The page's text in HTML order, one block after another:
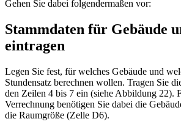
Gehen Sie dabei folgendermaßen vor:
Stammdaten für Gebäude
eintragen
Legen Sie fest, für welches Gebäude und
Stundensatz berechnen wollen. Tragen Sie
den Zeilen 4 bis 7 ein (siehe Abbildung 22).
Verrechnung benötigen Sie dabei die
die Raumgröße (Zelle D6).